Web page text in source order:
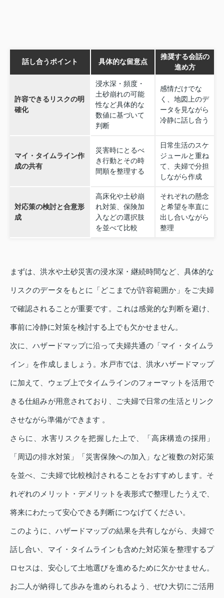
話し合うポイント 具体的な留意点
推奨する会話の
進め方
許容できるリスクの明
確化
浸水深・頻度・
土砂崩れの可能
性など具体的な
数値に基づいて
判断
感情だけでな
く、地図上のデ
ータを見ながら
冷静に話し合う
マイ・タイムライン作
成の共有
災害時にとるべ
き行動とその時
間順を整理する
日常生活のスケ
ジュールと重ね
て、夫婦で分担
しながら作成
対応策の検討と合意形
成
高床化や土砂崩
れ対策、保険加
入などの選択肢
を並べて比較
それぞれの懸念
と希望を率直に
出し合いながら
整理
まずは、洪水や土砂災害の浸水深・継続時間など、具体的な
リスクのデータをもとに「どこまでが許容範囲か」をご夫婦
で確認されることが重要です。これは感覚的な判断を避け、
事前に冷静に対策を検討する上でも欠かせません。
次に、ハザードマップに沿って夫婦共通の「マイ・タイムラ
イン」を作成しましょう。水戸市では、洪水ハザードマップ
に加えて、ウェブ上でタイムラインのフォーマットを活用で
きる仕組みが用意されており、ご夫婦で日常の生活とリンク
させながら準備ができます 。
さらに、水害リスクを把握した上で、「高床構造の採用」
「周辺の排水対策」「災害保険への加入」など複数の対応策
を並べ、ご夫婦で比較検討されることをおすすめします。そ
れぞれのメリット・デメリットを表形式で整理したうえで、
将来にわたって安心できる判断につなげてください。
このように、ハザードマップの結果を共有しながら、夫婦で
話し合い、マイ・タイムラインも含めた対応策を整理するプ
ロセスは、安心して土地選びを進めるために欠かせません。
お二人が納得して歩みを進められるよう、ぜひ大切にご活用